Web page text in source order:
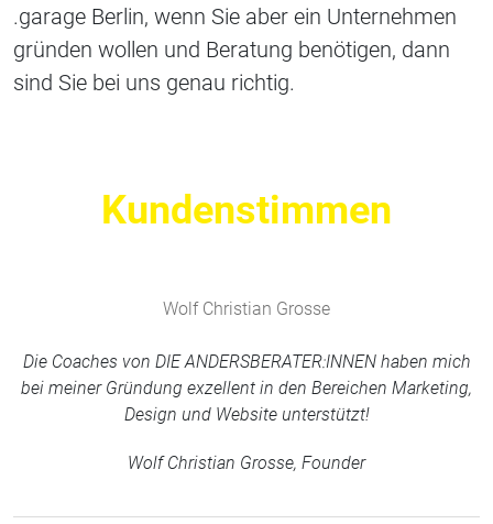
.garage Berlin, wenn Sie aber ein Unternehmen
gründen wollen und Beratung benötigen, dann
sind Sie bei uns genau richtig.
Kundenstimmen
Wolf Christian Grosse
Die Coaches von DIE ANDERSBERATER:INNEN haben mich
bei meiner Gründung exzellent in den Bereichen Marketing,
Design und Website unterstützt!
Wolf Christian Grosse, Founder